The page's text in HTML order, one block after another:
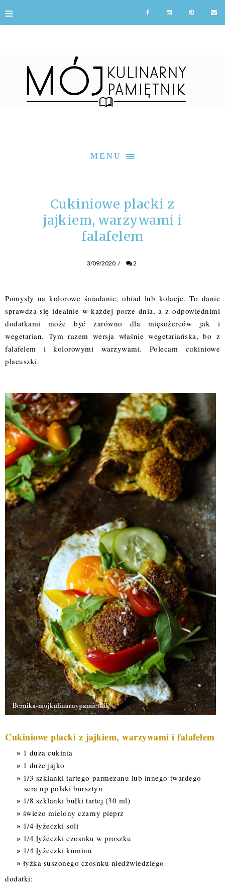
≡
MENU
Cukiniowe placki z
jajkiem, warzywami i
falafelem
3/09/2020 / 2
Pomysły na kolorowe śniadanie, obiad lub kolacje. To danie
sprawdza się idealnie w każdej porze dnia, a z odpowiednimi
dodatkami może być zarówno dla mięsożerców jak i
wegetarian. Tym razem wersja właśnie wegetariańska, bo z
falafelem i kolorowymi warzywami. Polecam cukiniowe
placuszki.
Cukiniowe placki z jajkiem, warzywami i falafelem
1 duża cukinia
1 duże jajko
1/3 szklanki tartego parmezanu lub innego twardego
sera np polski bursztyn
1/8 szklanki bułki tartej (30 ml)
świeżo mielony czarny pieprz
1/4 łyżeczki soli
1/4 łyżeczki czosnku w proszku
1/4 łyżeczki kuminu
łyżka suszonego czosnku niedźwiedziego
dodatki: